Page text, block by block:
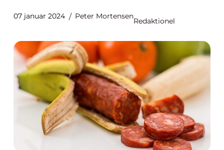
07 januar 2024 Peter Mortensen
Redaktionel